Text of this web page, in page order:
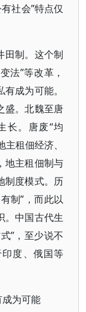
社会”特点仅
田制。这个制
法”等改革，
成为可能。
盛。北魏至唐
长。唐废“均
租佃经济、
地主租佃制与
制度模式。历
制”，而此以
。中国古代生
”，至少说不
度、俄国等
为可能